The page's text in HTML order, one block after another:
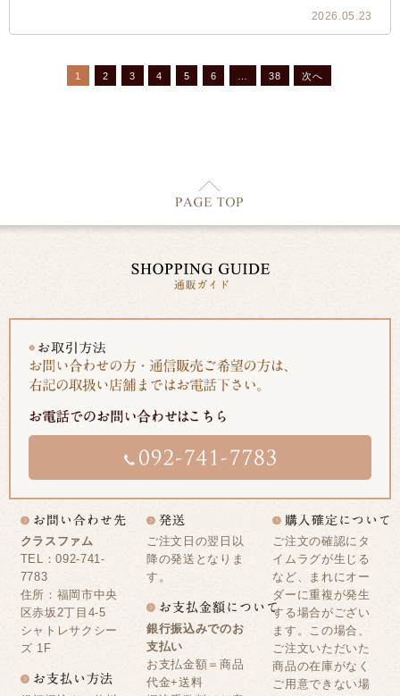
2026.05.23
1 2 3 4 5 6 … 38 次へ
クラスファム
TEL：092-741-
7783
住所：福岡市中央
区赤坂2丁目4-5
シャトレサクシー
ズ 1F
ご注文日の翌日以
降の発送となりま
す。
銀行振込みでのお
支払い
お支払金額＝商品
代金+送料
ご注文の確認にタ
イムラグが生じる
など、まれにオー
ダーに重複が発生
する場合がござい
ます。この場合、
ご注文いただいた
商品の在庫がなく
ご用意できない場